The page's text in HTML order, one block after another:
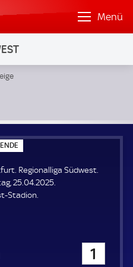
Menü
P
E
L
E
N
Regionalliga Südwest.
25.04.2025.
Stadion.
1